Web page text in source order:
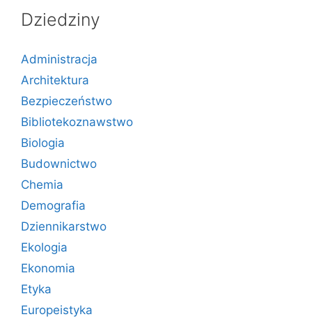
Dziedziny
Administracja
Architektura
Bezpieczeństwo
Bibliotekoznawstwo
Biologia
Budownictwo
Chemia
Demografia
Dziennikarstwo
Ekologia
Ekonomia
Etyka
Europeistyka